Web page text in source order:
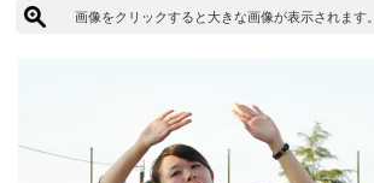
画像をクリックすると大きな画像が表示されます。